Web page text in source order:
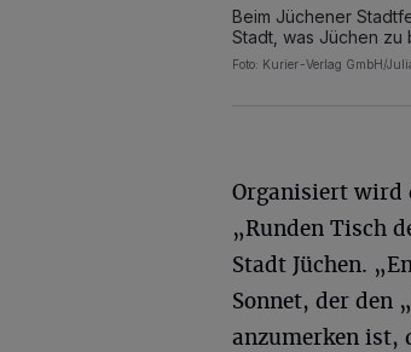
Beim Jüchener
Stadt, was Jüchen zu
Foto: Kurier-Verlag GmbH/
Organisiert wird
„Runden Tisch
Stadt Jüchen.
Sonnet, der den
anzumerken ist,